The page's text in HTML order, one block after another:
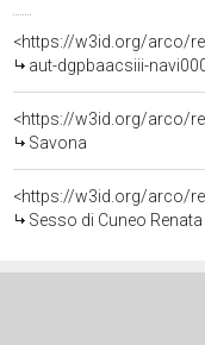
<https://w3id.org/arco/
aut-dgpbaacsiii-
<https://w3id.org/arco/
Savona
<https://w3id.org/arco/
Sesso di Cuneo